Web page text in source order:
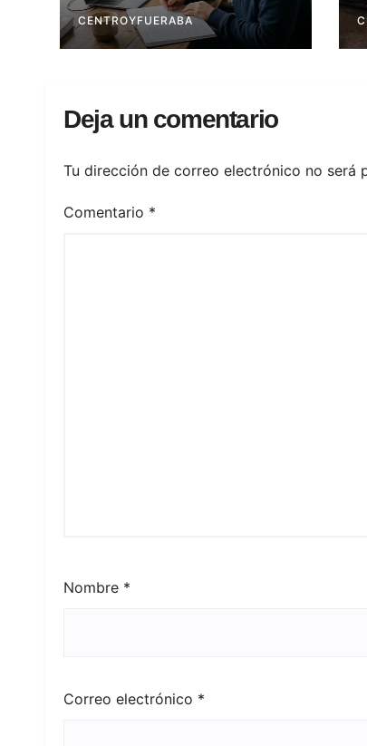
CENTROYFUERABA
Deja un comentario
Tu dirección de correo electrónico no será
Comentario *
Nombre *
Correo electrónico *